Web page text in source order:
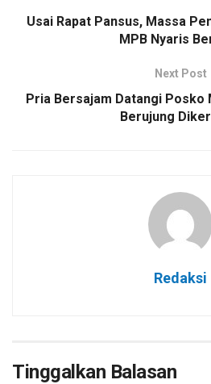
Usai Rapat Pansus, Massa
MPB Nyaris
Next Post
Pria Bersajam Datangi Posko
Berujung
Redaksi
Tinggalkan Balasan